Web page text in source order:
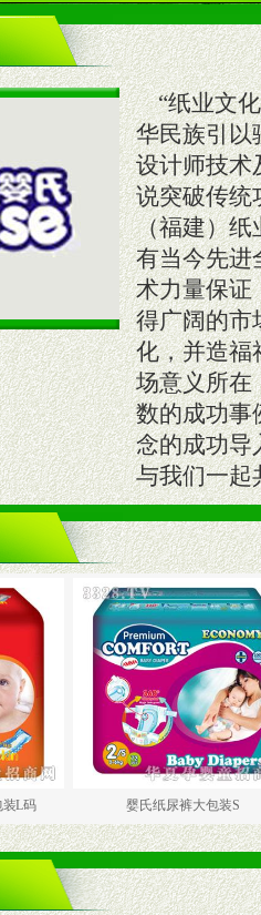
“纸业文化
华民族引以
设计师技术
说突破传统
（福建）纸
有当今先进
术力量保证
得广阔的市
化，并造福
场意义所在
数的成功事
念的成功导
与我们一起
婴氏纸尿裤大包装S